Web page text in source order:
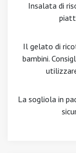
Insalata di
Il gelato di
bambini.
La sogliola in